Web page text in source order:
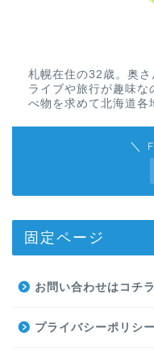
札幌在住の32歳。奥
ライブや旅行が趣味な
べ物を求めて北海道各
＼
固定ページ
お問い合わせはコチラ
プライバシーポリシー